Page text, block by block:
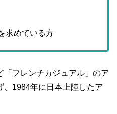
求めている方
「フレンチカジュアル」のア
、1984年に日本上陸したア